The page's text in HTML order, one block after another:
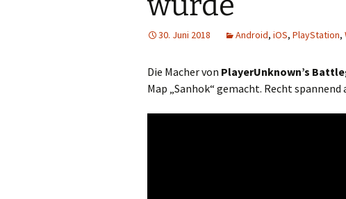
30. Juni 2018 Android, iOS, PlayStation,
Die Macher von PlayerUnknown’s
Map „Sanhok“ gemacht. Recht spannend